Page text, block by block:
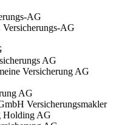
AG
AG
AG
Versicherung AG
AG
Versicherungsmakler
Holding AG